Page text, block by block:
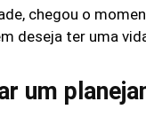
chegou o
deseja ter uma
um